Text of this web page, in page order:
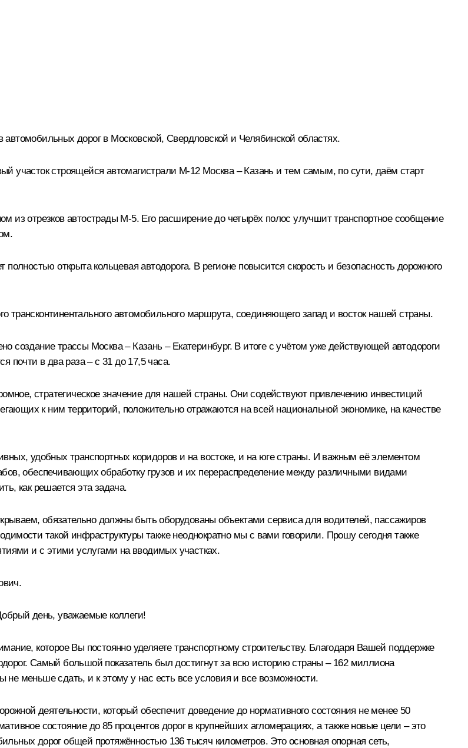
дорог в Московской, Свердловской и Челябинской областях.
участок строящейся автомагистрали М-12 Москва – Казань и тем самым, по сути, даём старт
из отрезков автострады М-5. Его расширение до четырёх полос улучшит транспортное сообщение
открыта кольцевая автодорога. В регионе повысится скорость и безопасность дорожного
автомобильного маршрута, соединяющего запад и восток нашей страны.
создание трассы Москва – Казань – Екатеринбург. В итоге с учётом уже действующей автодороги
почти в два раза – с 31 до 17,5 часа.
стратегическое значение для нашей страны. Они содействуют привлечению инвестиций
к ним территорий, положительно отражаются на всей национальной экономике, на качестве
удобных транспортных коридоров и на востоке, и на юге страны. И важным её элементом
обеспечивающих обработку грузов и их перераспределение между различными видами
как решается эта задача.
обязательно должны быть оборудованы объектами сервиса для водителей, пассажиров
такой инфраструктуры также неоднократно мы с вами говорили. Прошу сегодня также
и с этими услугами на вводимых участках.
день, уважаемые коллеги!
которое Вы постоянно уделяете транспортному строительству. Благодаря Вашей поддержке
Самый большой показатель был достигнут за всю историю страны – 162 миллиона
меньше сдать, и к этому у нас есть все условия и все возможности.
деятельности, который обеспечит доведение до нормативного состояния не менее 50
состояние до 85 процентов дорог в крупнейших агломерациях, а также новые цели – это
дорог общей протяжённостью 136 тысяч километров. Это основная опорная сеть,